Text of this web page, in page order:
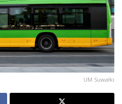
UM Suwałki